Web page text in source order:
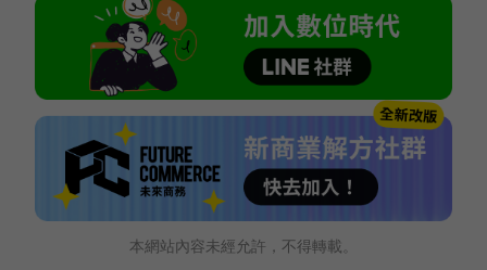
本網站內容未經允許，不得轉載。